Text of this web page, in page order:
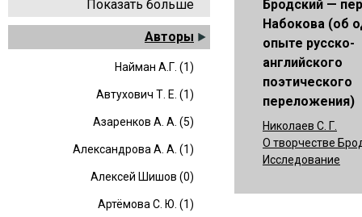
Показать больше
Авторы
Найман А.Г. (1)
Автухович Т. Е. (1)
Азаренков А. А. (5)
Александрова А. А. (1)
Алексей Шишов (0)
Артёмова С. Ю. (1)
Бродский —
Набокова (об
опыте русско-
английского
поэтического
переложения)
Николаев С. Г.
О творчестве
Исследование